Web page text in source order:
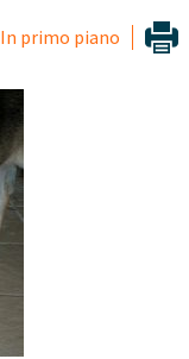
In primo piano